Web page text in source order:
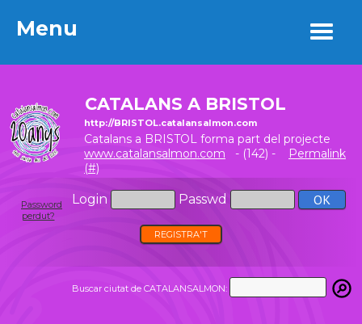
Menu
CATALANS A BRISTOL
http://BRISTOL.catalansalmon.com
Catalans a BRISTOL forma part del projecte
www.catalansalmon.com - (142) -
Permalink
(#)
Login Passwd
Password
perdut?
REGISTRA'T
Buscar ciutat de CATALANSALMON:
Menu